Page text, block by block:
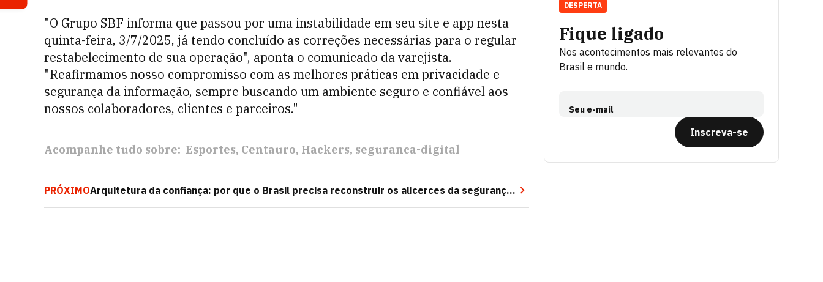
"O Grupo SBF informa que passou por uma instabilidade em seu site e app nesta
quinta-feira, 3/7/2025, já tendo concluído as correções necessárias para o regular
restabelecimento de sua operação", aponta o comunicado da varejista.
"Reafirmamos nosso compromisso com as melhores práticas em privacidade e
segurança da informação, sempre buscando um ambiente seguro e confiável aos
nossos colaboradores, clientes e parceiros."
Acompanhe tudo sobre: Esportes Centauro Hackers seguranca-digital
PRÓXIMOArquitetura da confiança: por que o Brasil precisa reconstruir os alicerces da segurança
financeira
Fique ligado
Nos acontecimentos mais relevantes do
Brasil e mundo.
Seu e-mail
Inscreva-se
DESPERTA